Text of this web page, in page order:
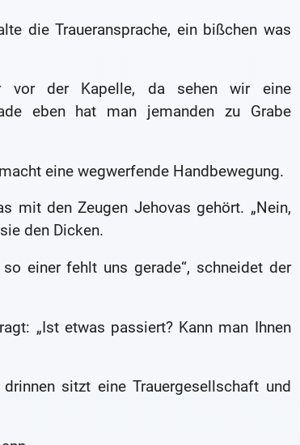
die Traueransprache, ein bißchen was
vor der Kapelle, da sehen wir eine
eben hat man jemanden zu Grabe
eine wegwerfende Handbewegung.
mit den Zeugen Jehovas gehört. „Nein,
den Dicken.
einer fehlt uns gerade“, schneidet der
„Ist etwas passiert? Kann man Ihnen
sitzt eine Trauergesellschaft und